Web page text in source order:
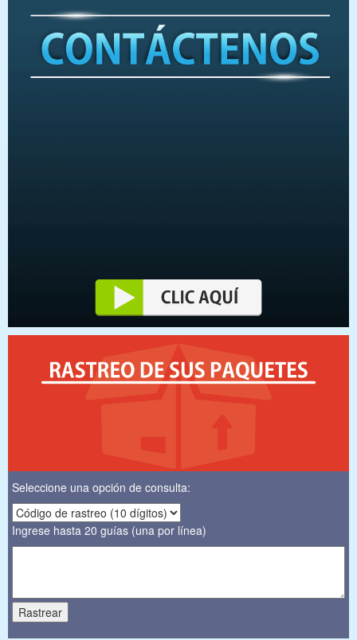
Seleccione una opción de consulta:
Ingrese hasta 20 guías (una por línea)